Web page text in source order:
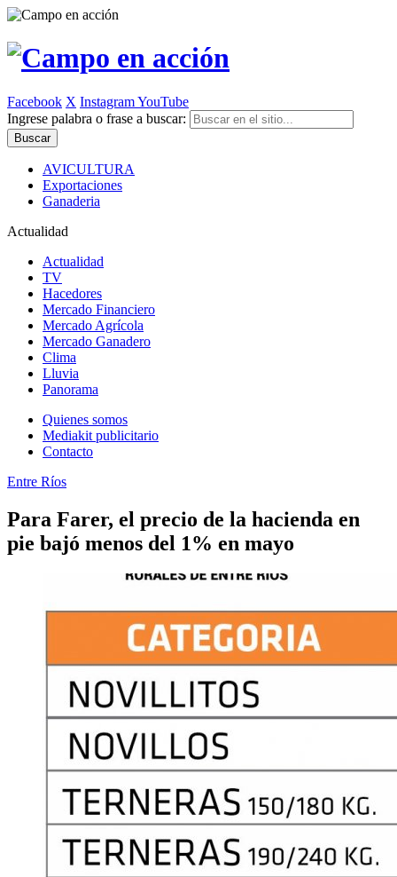
Facebook X InstagramYouTube
Ingrese palabra o frase a buscar:
AVICULTURA
Exportaciones
Ganaderia
Actualidad
Actualidad
TV
Hacedores
Mercado Financiero
Mercado Agrícola
Mercado Ganadero
Clima
Lluvia
Panorama
Quienes somos
Mediakit publicitario
Contacto
Entre Ríos
Para Farer, el precio de la hacienda en
pie bajó menos del 1% en mayo